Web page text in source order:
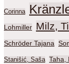
Corinna
Lohmiller Milz,
Schröder Tajana
Stanišić, Saša Taha,